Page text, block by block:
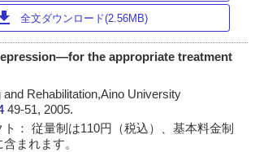
全文ダウンロード(2.56MB)
the appropriate treatment
Rehabilitation,Aino University
49-51, 2005.
： 従量制は110円（税込）、基本料金制
まれます。